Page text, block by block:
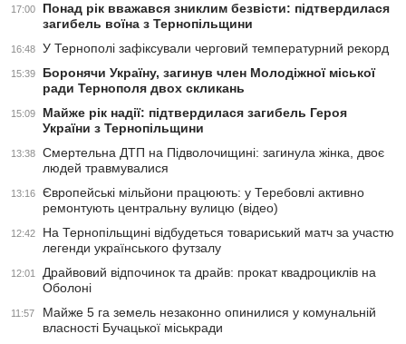
17:00
Понад рік вважався зниклим безвісти: підтвердилася
загибель воїна з Тернопільщини
16:48 У Тернополі зафіксували черговий температурний рекорд
15:39
Боронячи Україну, загинув член Молодіжної міської
ради Тернополя двох скликань
15:09
Майже рік надії: підтвердилася загибель Героя
України з Тернопільщини
13:38
Смертельна ДТП на Підволочищині: загинула жінка, двоє
людей травмувалися
13:16
Європейські мільйони працюють: у Теребовлі активно
ремонтують центральну вулицю (відео)
12:42
На Тернопільщині відбудеться товариський матч за участю
легенди українського футзалу
12:01
Драйвовий відпочинок та драйв: прокат квадроциклів на
Оболоні
11:57
Майже 5 га земель незаконно опинилися у комунальній
власності Бучацької міськради